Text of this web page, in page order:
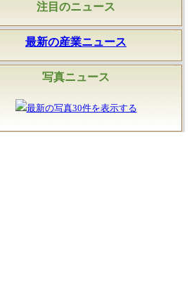
注目のニュース
最新の産業ニュース
写真ニュース
最新の写真30件を表示する